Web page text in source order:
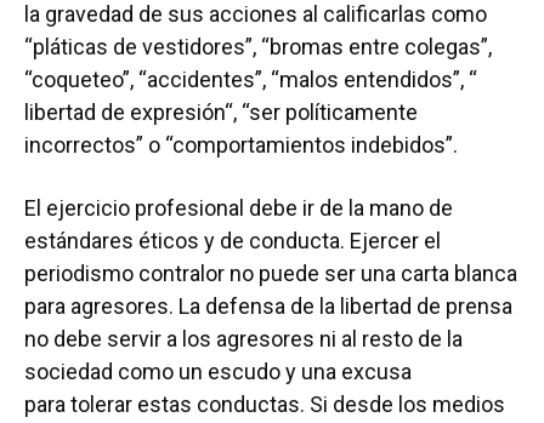
la gravedad de sus acciones al calificarlas como
“pláticas de vestidores”, “bromas entre colegas”,
“coqueteo”, “accidentes”, “malos entendidos”, “
libertad de expresión“, “ser políticamente
incorrectos” o “comportamientos indebidos”.
El ejercicio profesional debe ir de la mano de
estándares éticos y de conducta. Ejercer el
periodismo contralor no puede ser una carta blanca
para agresores. La defensa de la libertad de prensa
no debe servir a los agresores ni al resto de la
sociedad como un escudo y una excusa
para tolerar estas conductas. Si desde los medios